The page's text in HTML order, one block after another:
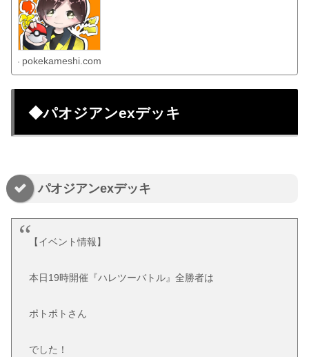
pokekameshi.com
◆パオジアンexデッキ
パオジアンexデッキ
【イベント情報】
本日19時開催『ハレツーバトル』全勝者は
ポトポトさん
でした！